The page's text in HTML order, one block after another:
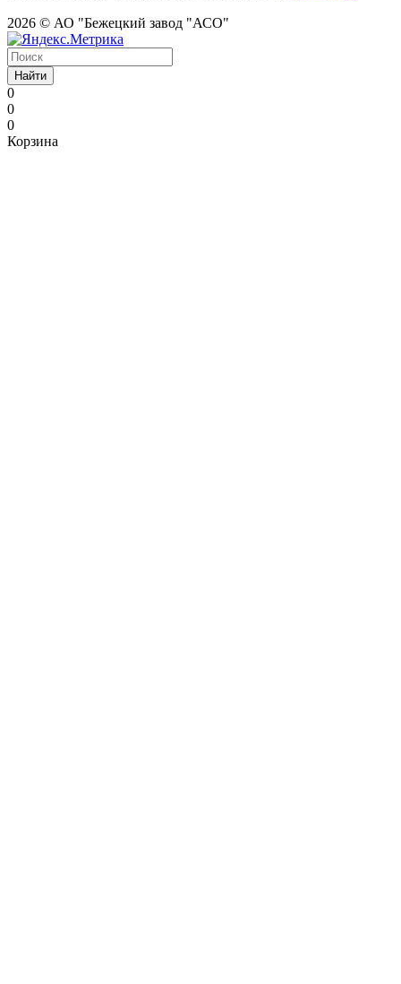
2026 © АО "Бежецкий завод "АСО"
Найти
0
0
0
Корзина